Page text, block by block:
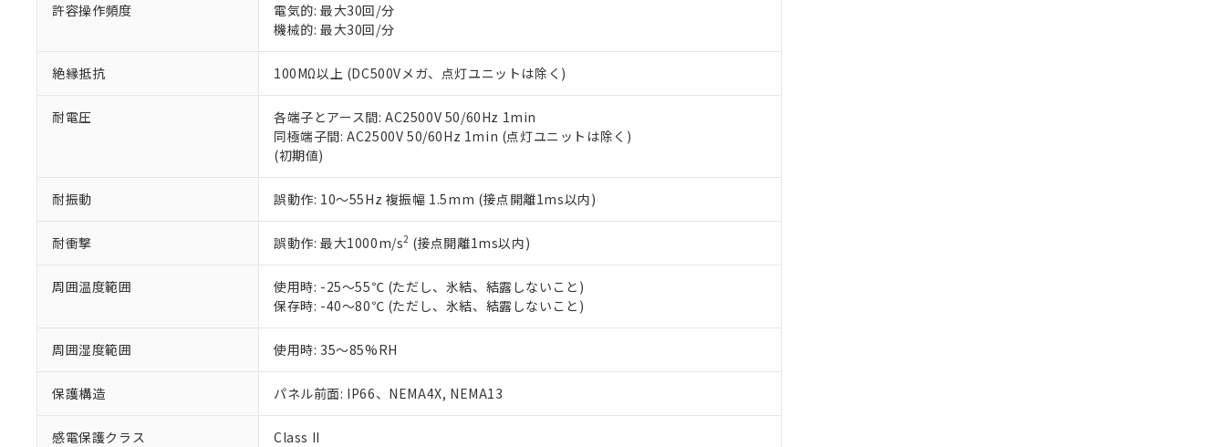
許容操作頻度
電気的: 最大30回/分
機械的: 最大30回/分
絶縁抵抗 100MΩ以上 (DC500Vメガ、点灯ユニットは除く)
耐電圧
各端子とアース間: AC2500V 50/60Hz 1min
同極端子間: AC2500V 50/60Hz 1min (点灯ユニットは除く)
(初期値)
耐振動 誤動作: 10～55Hz 複振幅 1.5mm (接点開離1ms以内)
耐衝撃 誤動作: 最大1000m/s2 (接点開離1ms以内)
周囲温度範囲
使用時: -25～55℃ (ただし、氷結、結露しないこと)
保存時: -40～80℃ (ただし、氷結、結露しないこと)
周囲湿度範囲 使用時: 35～85%RH
保護構造 パネル前面: IP66、NEMA4X, NEMA13
感電保護クラス Class II
いる法人を指します。
EU RoHS指令（10物質）の非含有証明書
51物質の非含有証明書（当社基準）
※本証明書は発行日時点で非含有を証明するもので、過去に遡って非含有を証明するものではありません。
また、RoHS指令のフタル酸エステル類４物質の対応では、対応完了までの期間は出荷製品に未対応品が
混在することから備考欄に対応日を記載しておりました。
既に当社にて対応品への在庫切替を完了していることから、特段のことがない限り、2022年1月12日よ
り割愛しております。